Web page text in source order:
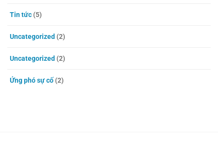
Tin tức (5)
Uncategorized (2)
Uncategorized (2)
Ứng phó sự cố (2)